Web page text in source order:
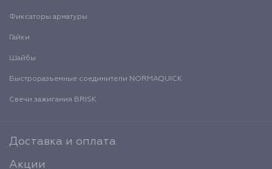
Фиксаторы арматуры
Гайки
Шайбы
Быстроразъемные соединители NORMAQUICK
Свечи зажигания BRISK
Доставка и оплата
Акции